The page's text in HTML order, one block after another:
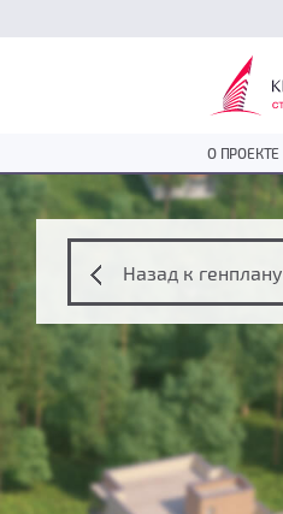
О ПРОЕКТЕ
Назад к генплану